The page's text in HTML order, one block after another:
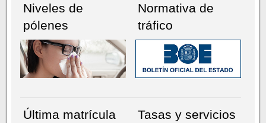
Niveles de
pólenes
Normativa de
tráfico
Última matrícula
Tasas y servicios